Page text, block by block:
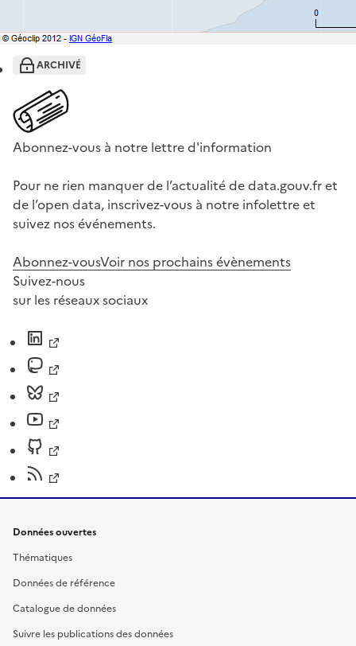
ARCHIVÉ
Abonnez-vous à notre lettre d'information
Pour ne rien manquer de l’actualité de data.gouv.fr et
de l’open data, inscrivez-vous à notre infolettre et
suivez nos événements.
Abonnez-vousVoir nos prochains évènements
Suivez-nous
sur les réseaux sociaux
Données ouvertes
Thématiques
Données de référence
Catalogue de données
Suivre les publications des données